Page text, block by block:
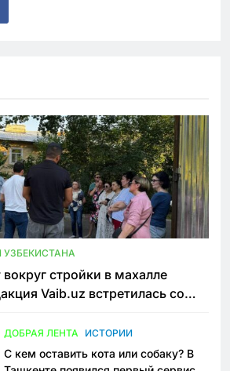
УЗБЕКИСТАНА
стройки в махалле
Vaib.uz встретилась со
ДОБРАЯ ЛЕНТА ИСТОРИИ
С кем оставить кота или собаку? В